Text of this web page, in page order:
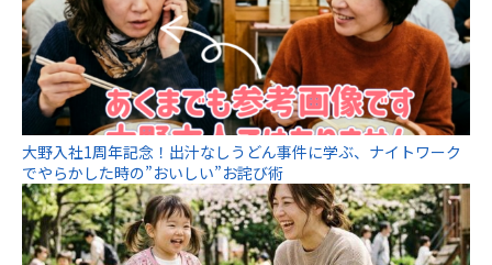
大野入社1周年記念！出汁なしうどん事件に学ぶ、ナイトワーク
でやらかした時の”おいしい”お詫び術